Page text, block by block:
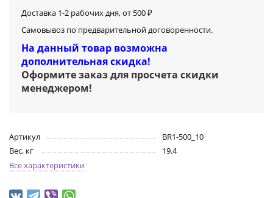
Доставка 1-2 рабочих дня, от 500 ₽
Самовывоз по предварительной договоренности.
На данный товар возможна
дополнительная скидка!
Оформите заказ для просчета скидки
менеджером!
Артикул
BR1-500_10
Вес, кг
19.4
Все характеристики